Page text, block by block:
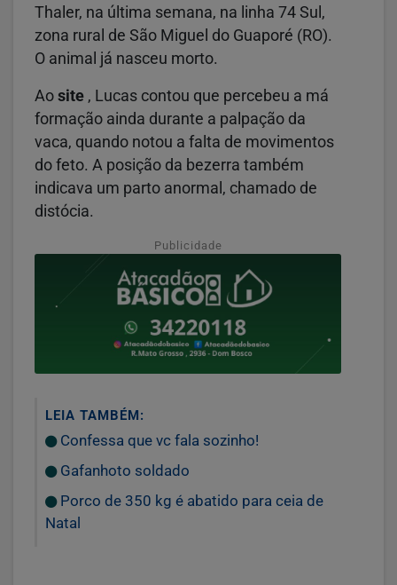
Thaler, na última semana, na linha 74 Sul,
zona rural de São Miguel do Guaporé (RO).
O animal já nasceu morto.
Ao site , Lucas contou que percebeu a má
formação ainda durante a palpação da
vaca, quando notou a falta de movimentos
do feto. A posição da bezerra também
indicava um parto anormal, chamado de
distócia.
Publicidade
LEIA TAMBÉM:
Confessa que vc fala sozinho!
Gafanhoto soldado
Porco de 350 kg é abatido para ceia de
Natal